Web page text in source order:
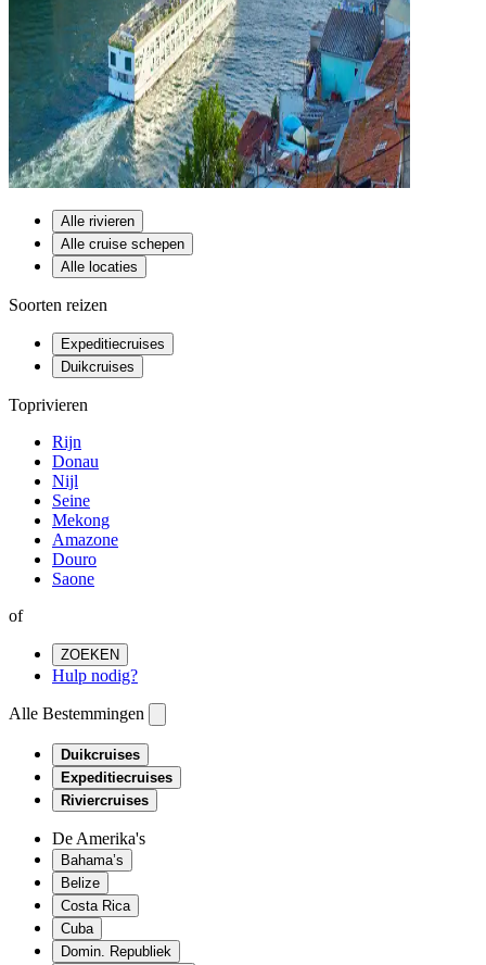
Alle rivieren
Alle cruise schepen
Alle locaties
Soorten reizen
Expeditiecruises
Duikcruises
Toprivieren
Rijn
Donau
Nijl
Seine
Mekong
Amazone
Douro
Saone
of
ZOEKEN
Hulp nodig?
Alle Bestemmingen
Duikcruises
Expeditiecruises
Riviercruises
De Amerika's
Bahama’s
Belize
Costa Rica
Cuba
Domin. Republiek